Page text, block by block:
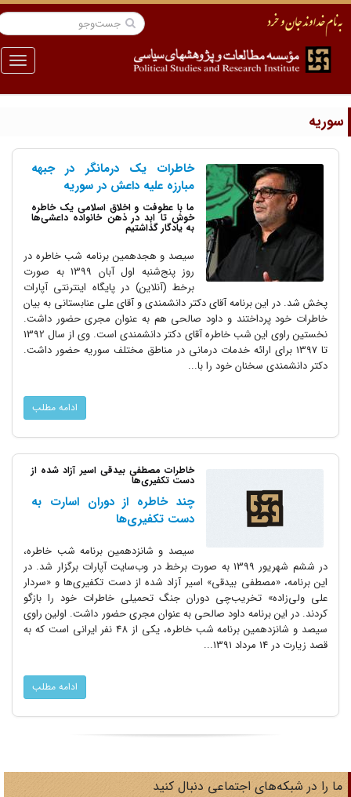
منو
خاطرات یک درمانگر در جبهه
مبارزه علیه داعش در سوریه
ما با عطوفت و اخلاق اسلامی یک خاطره
خوش تا ابد در ذهن خانواده داعشی‌ها
به یادگار گذاشتیم
سیصد و هجدهمین برنامه شب خاطره در
روز پنج‌شنبه اول آبان 1399 به صورت
برخط (آنلاین) در پایگاه اینترنتی آپارات
پخش شد. در این برنامه آقای دکتر دانشمندی و آقای علی عنابستانی به بیان
خاطرات خود پرداختند و داود صالحی هم به‌ عنوان مجری حضور داشت.
نخستین راوی این شب خاطره آقای دکتر دانشمندی است. وی از سال 1392
تا 1397 برای ارائه خدمات درمانی در مناطق مختلف سوریه حضور داشت.
دکتر دانشمندی سخنان خود را با...
ادامه مطلب
خاطرات مصطفی بیدقی اسیر آزاد شده از
دست تکفیری‌ها
چند خاطره از دوران اسارت به
دست تکفیری‌ها
سیصد و شانزدهمین برنامه شب خاطره،
در ششم شهریور 1399 به صورت برخط در وب‌سایت آپارات برگزار شد. در
این برنامه، «مصطفی بیدقی» اسیر آزاد شده از دست تکفیری‌ها و «سردار
علی ولی‌زاده» تخریب‌چی دوران جنگ تحمیلی خاطرات خود را بازگو
‌کردند. در این برنامه داود صالحی به عنوان مجری حضور داشت. اولین راوی
سیصد و شانزدهمین برنامه شب خاطره، یکی از 48 نفر ایرانی است که به
قصد زیارت در 14 مرداد 1391...
ادامه مطلب
را در شبکه‌های اجتماعی دنبال کنید